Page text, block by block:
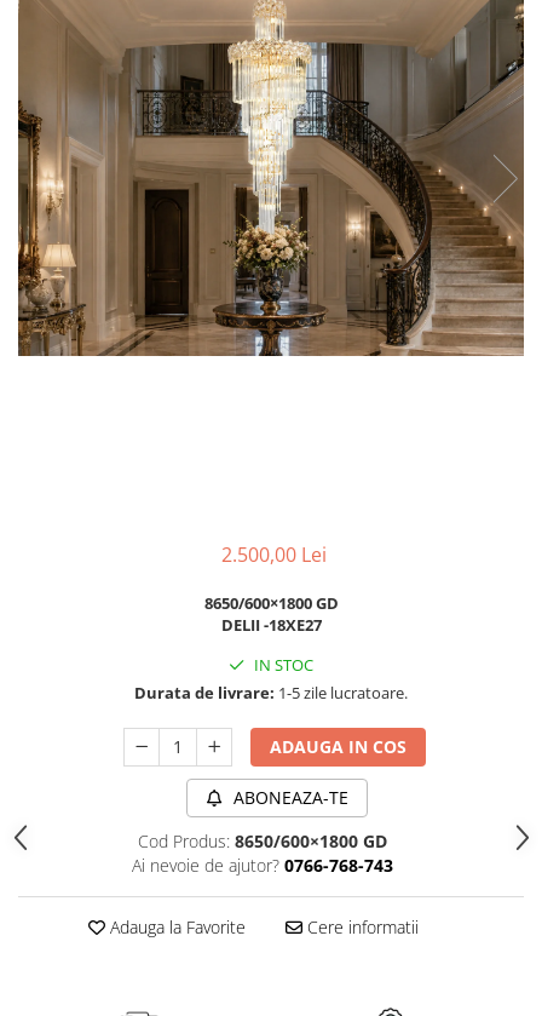
CANDELABRE MODERNE &
PENDULE
APLICE MODERNE
PLAFONIERE MODERNE
VEIOZE MODERNE
LAMPADARE MODERNE
SUSPENSII CU LED
APLICE CU LED
PLAFONIERE CU LED
MINI SPOTURI MAGNETICE &
ACCESORII
ACCESORII & CABLU VINTAGE
SPOTURI APLICATE
LAMPADARE CRISTAL
VEIOZE COPII
APLICE EXTERIOR
2.500,00 Lei
8650/600×1800 GD
DELII -18XE27
IN STOC
Durata de livrare: 1-5 zile lucratoare.
ADAUGA IN COS
ABONEAZA-TE
Cod Produs: 8650/600×1800 GD
Ai nevoie de ajutor? 0766-768-743
Adauga la Favorite Cere informatii